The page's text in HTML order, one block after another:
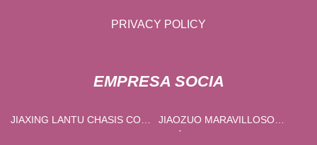
PRIVACY POLICY
EMPRESA SOCIA
JIAXING LANTU CHASIS CO.,
JIAOZUO MARAVILLOSO